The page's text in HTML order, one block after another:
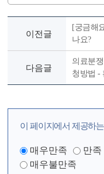
이전글
[궁금해
나요?
다음글
의료분
청방법 -
이 페이지에서 제공하
매우만족 만족
매우불만족